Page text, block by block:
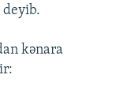
deyib.
kənara